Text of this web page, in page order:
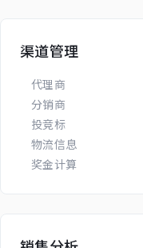
渠道管理
代理商
分销商
投竞标
物流信息
奖金计算